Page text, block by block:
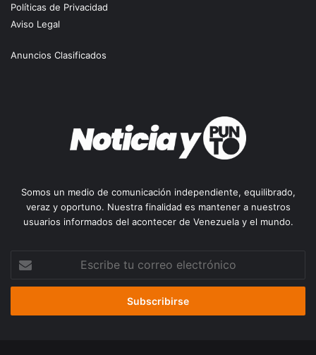
Políticas de Privacidad
Aviso Legal
Anuncios Clasificados
Somos un medio de comunicación independiente, equilibrado,
veraz y oportuno. Nuestra finalidad es mantener a nuestros
usuarios informados del acontecer de Venezuela y el mundo.
correo